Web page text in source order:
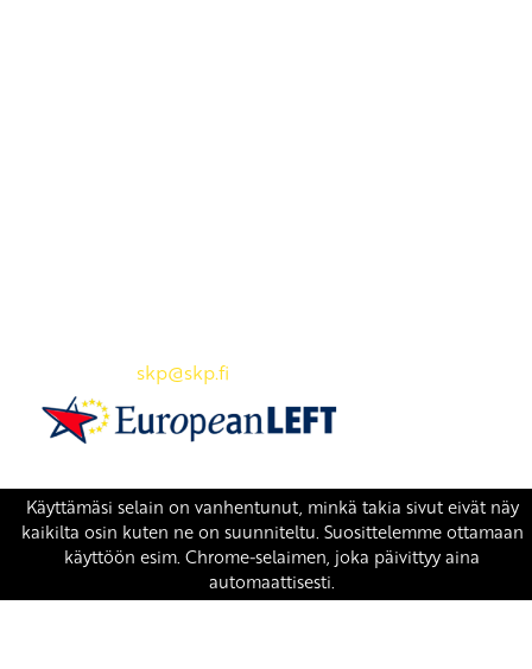
skp@skp.fi
european-left.org
european-left.org/manifesto/